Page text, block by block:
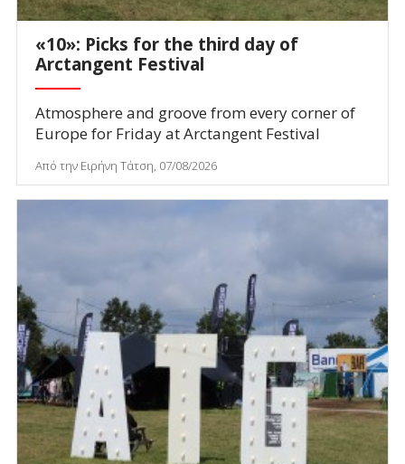
«10»: Picks for the third day of
Arctangent Festival
Atmosphere and groove from every corner of
Europe for Friday at Arctangent Festival
Από την Ειρήνη Τάτση, 07/08/2026